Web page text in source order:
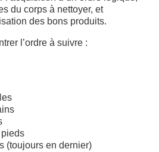
du corps à nettoyer, et
des bons produits.
l’ordre à suivre :
pieds
(toujours en dernier)